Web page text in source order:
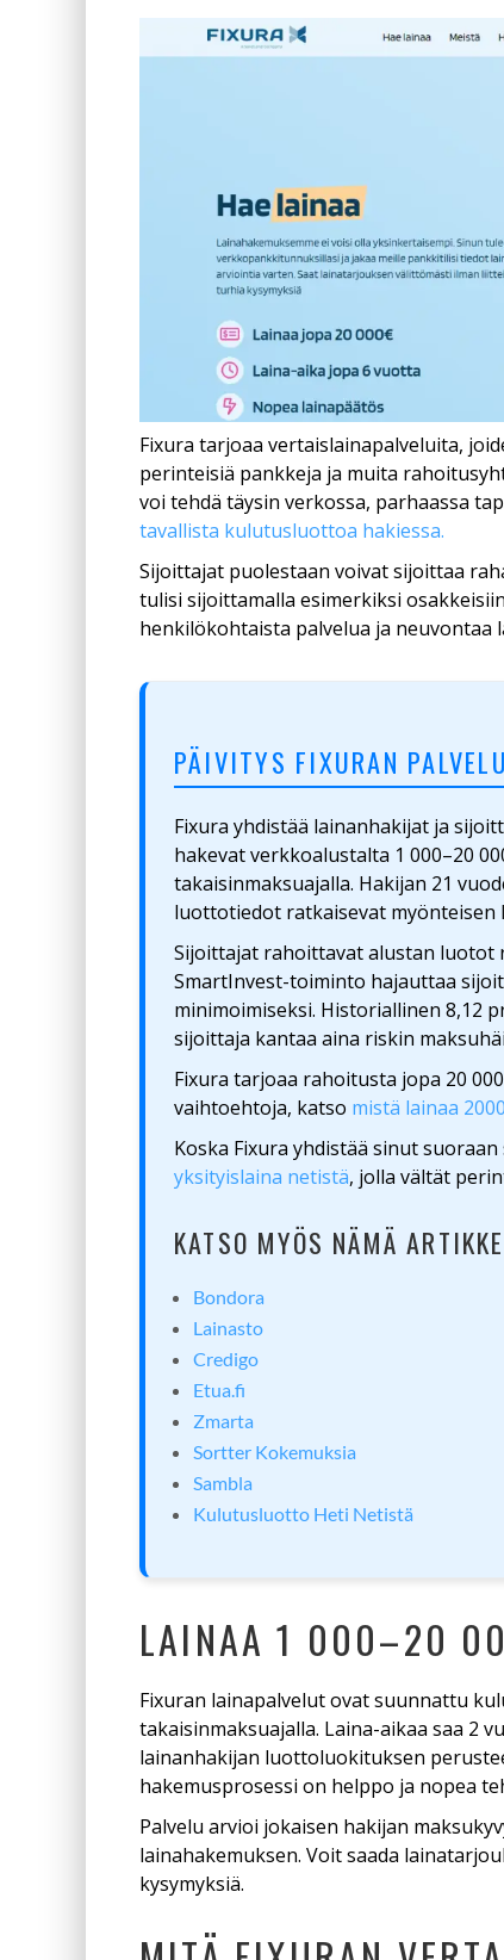
Fixura tarjoaa vertaislainapalveluita,
perinteisiä pankkeja ja muita
voi tehdä täysin verkossa, parhaassa
tavallista kulutusluottoa hakiessa.
Sijoittajat puolestaan voivat sijoittaa
tulisi sijoittamalla esimerkiksi
henkilökohtaista palvelua ja neuvontaa
PÄIVITYS FIXURAN
Fixura yhdistää lainanhakijat ja
hakevat verkkoalustalta 1 000–20
takaisinmaksuajalla. Hakijan 21
luottotiedot ratkaisevat myönteisen
Sijoittajat rahoittavat alustan luotot
SmartInvest-toiminto hajauttaa
minimoimiseksi. Historiallinen 8,12
sijoittaja kantaa aina riskin
Fixura tarjoaa rahoitusta jopa 20
vaihtoehtoja, katso mistä lainaa
Koska Fixura yhdistää sinut
yksityislaina netistä, jolla vältät
KATSO MYÖS NÄMÄ
Bondora
Lainasto
Credigo
Etua.fi
Zmarta
Sortter Kokemuksia
Sambla
Kulutusluotto Heti Netistä
LAINAA 1 000–20
Fixuran lainapalvelut ovat suunnattu
takaisinmaksuajalla. Laina-aikaa saa 2
lainanhakijan luottoluokituksen
hakemusprosessi on helppo ja nopea
Palvelu arvioi jokaisen hakijan
lainahakemuksen. Voit saada
kysymyksiä.